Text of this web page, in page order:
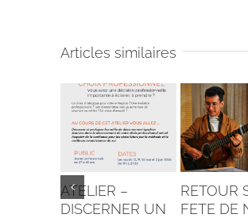
Articles similaires
ATELIER –
DISCERNER UN
RETOUR
FETE DE